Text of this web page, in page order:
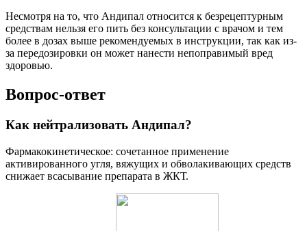
Несмотря на то, что Андипал относится к безрецептурным
средствам нельзя его пить без консультации с врачом и тем
более в дозах выше рекомендуемых в инструкции, так как из-
за передозировки он может нанести непоправимый вред
здоровью.
Вопрос-ответ
Как нейтрализовать Андипал?
Фармакокинетическое: сочетанное применение
активированного угля, вяжущих и обволакивающих средств
снижает всасывание препарата в ЖКТ.